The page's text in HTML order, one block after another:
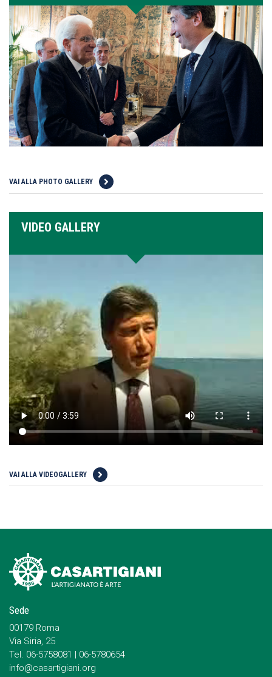
VAI ALLA PHOTO GALLERY
VIDEO GALLERY
VAI ALLA VIDEOGALLERY
Sede
00179 Roma
Via Siria, 25
Tel. 06-5758081 | 06-5780654
info@casartigiani.org